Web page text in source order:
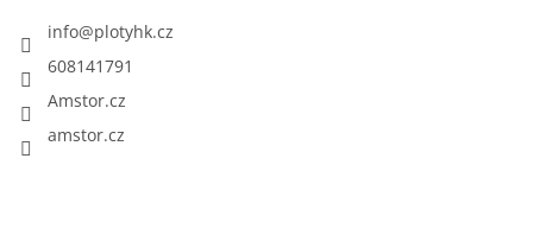
info@plotyhk.cz
608141791
Amstor.cz
amstor.cz